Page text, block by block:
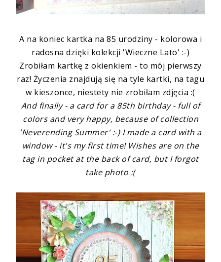
A na koniec kartka na 85 urodziny - kolorowa i
radosna dzięki kolekcji 'Wieczne Lato' :-)
Zrobiłam kartkę z okienkiem - to mój pierwszy
raz! Życzenia znajdują się na tyle kartki, na tagu
w kieszonce, niestety nie zrobiłam zdjęcia :(
And finally - a card for a 85th birthday - full of
colors and very happy, because of collection
'Neverending Summer' :-) I made a card with a
window - it's my first time! Wishes are on the
tag in pocket at the back of card, but I forgot
take photo :(